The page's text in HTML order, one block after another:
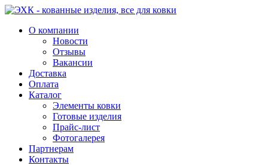
О компании
Новости
Отзывы
Вакансии
Доставка
Оплата
Каталог
Элементы ковки
Готовые изделия
Прайс-лист
Фотогалерея
Партнерам
Контакты